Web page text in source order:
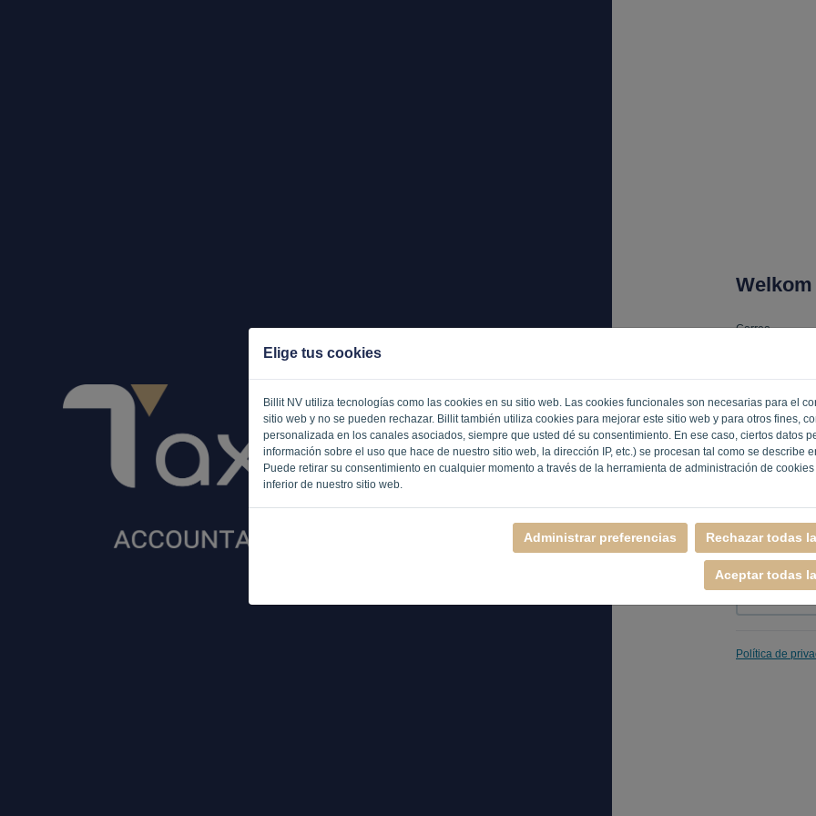
Elige tus cookies
Billit NV utiliza tecnologías como las cookies en su sitio web. Las cookies funcionales son necesarias para el
sitio web y no se pueden rechazar. Billit también utiliza cookies para mejorar este sitio web y para otros fines,
personalizada en los canales asociados, siempre que usted dé su consentimiento. En ese caso, ciertos datos
información sobre el uso que hace de nuestro sitio web, la dirección IP, etc.) se procesan tal como se describe
Puede retirar su consentimiento en cualquier momento a través de la herramienta de administración de
inferior de nuestro sitio web.
Administrar preferencias Rechazar todas
Aceptar todas
Welkom
Correo
Recuerda
Política de